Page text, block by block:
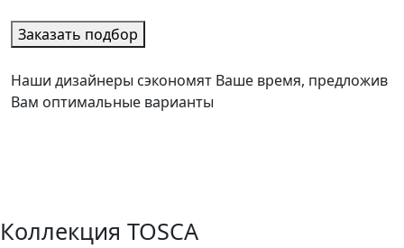
Заказать подбор
Наши дизайнеры сэкономят Ваше время, предложив
Вам оптимальные варианты
Коллекция TOSCA